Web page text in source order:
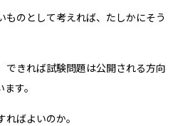
ものとして考えれば、たしかにそう
できれば試験問題は公開される方向
す。
ばよいのか。